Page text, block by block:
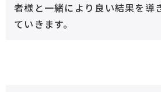
者様と一緒により良い結果を導
ていきます。